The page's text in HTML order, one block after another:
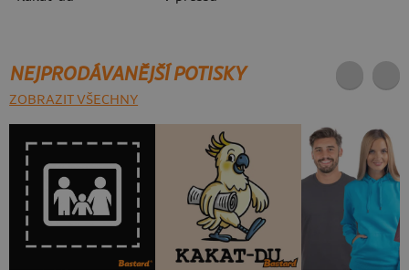
NEJPRODÁVANĚJŠÍ POTISKY
ZOBRAZIT VŠECHNY